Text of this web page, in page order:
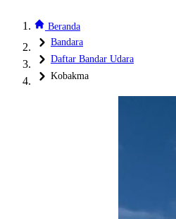
Beranda
Bandara
Daftar Bandar Udara
Kobakma